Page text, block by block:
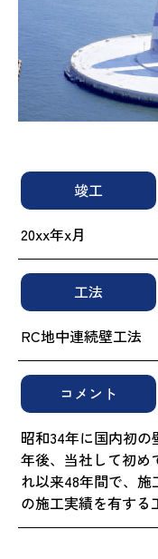
竣工
20xx年x月
工法
RC地中連続壁工法
コメント
昭和34年に国内初
年後、当社して初め
れ以来48年間で、施
の施工実績を有する